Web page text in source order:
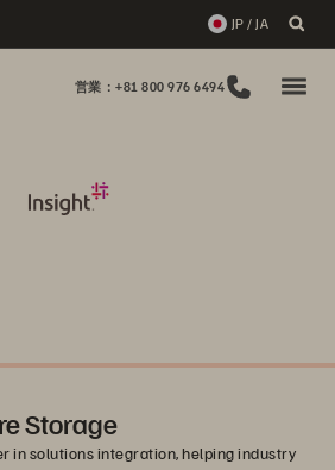
JP / JA
営業：+81 800 976 6494
Storage
in solutions integration, helping industry